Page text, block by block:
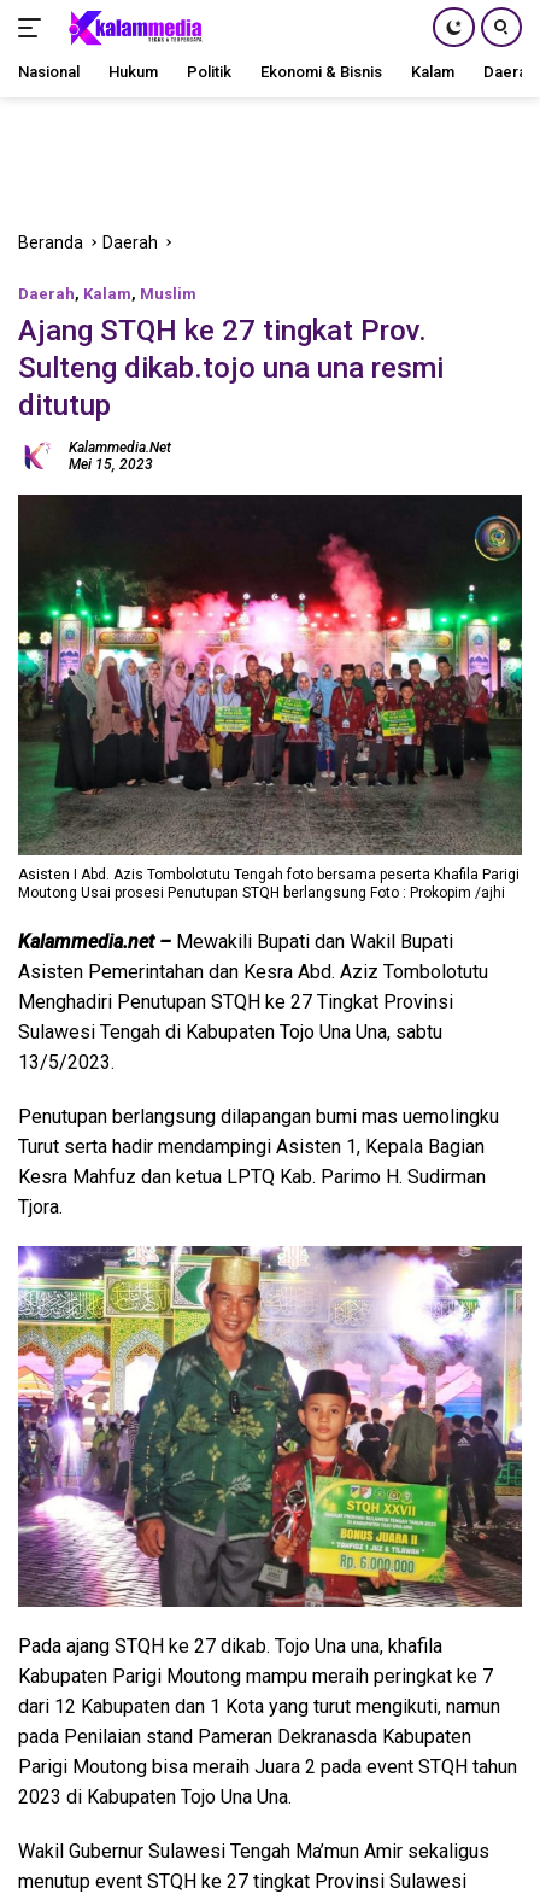
Nasional Hukum Politik Ekonomi & Bisnis Kalam Daerah
Beranda Daerah
Daerah, Kalam, Muslim
Ajang STQH ke 27 tingkat Prov.
Sulteng dikab.tojo una una resmi
ditutup
Kalammedia.net
Mei 15, 2023
Asisten I Abd. Azis Tombolotutu Tengah foto bersama peserta Khafila Parigi
Moutong Usai prosesi Penutupan STQH berlangsung Foto : Prokopim /ajhi
Kalammedia.net – Mewakili Bupati dan Wakil Bupati
Asisten Pemerintahan dan Kesra Abd. Aziz Tombolotutu
Menghadiri Penutupan STQH ke 27 Tingkat Provinsi
Sulawesi Tengah di Kabupaten Tojo Una Una, sabtu
13/5/2023.
Penutupan berlangsung dilapangan bumi mas uemolingku
Turut serta hadir mendampingi Asisten 1, Kepala Bagian
Kesra Mahfuz dan ketua LPTQ Kab. Parimo H. Sudirman
Tjora.
Pada ajang STQH ke 27 dikab. Tojo Una una, khafila
Kabupaten Parigi Moutong mampu meraih peringkat ke 7
dari 12 Kabupaten dan 1 Kota yang turut mengikuti, namun
pada Penilaian stand Pameran Dekranasda Kabupaten
Parigi Moutong bisa meraih Juara 2 pada event STQH tahun
2023 di Kabupaten Tojo Una Una.
Wakil Gubernur Sulawesi Tengah Ma’mun Amir sekaligus
menutup event STQH ke 27 tingkat Provinsi Sulawesi